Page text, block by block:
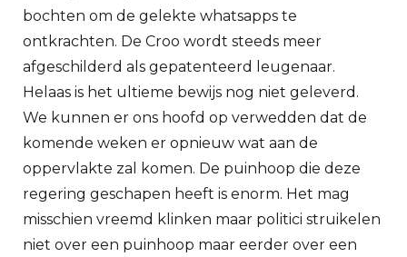
bochten om de gelekte whatsapps te
ontkrachten. De Croo wordt steeds meer
afgeschilderd als gepatenteerd leugenaar.
Helaas is het ultieme bewijs nog niet geleverd.
We kunnen er ons hoofd op verwedden dat de
komende weken er opnieuw wat aan de
oppervlakte zal komen. De puinhoop die deze
regering geschapen heeft is enorm. Het mag
misschien vreemd klinken maar politici struikelen
niet over een puinhoop maar eerder over een